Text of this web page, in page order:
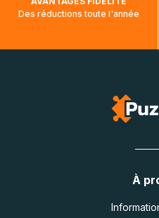
Des réductions toute l'année
À